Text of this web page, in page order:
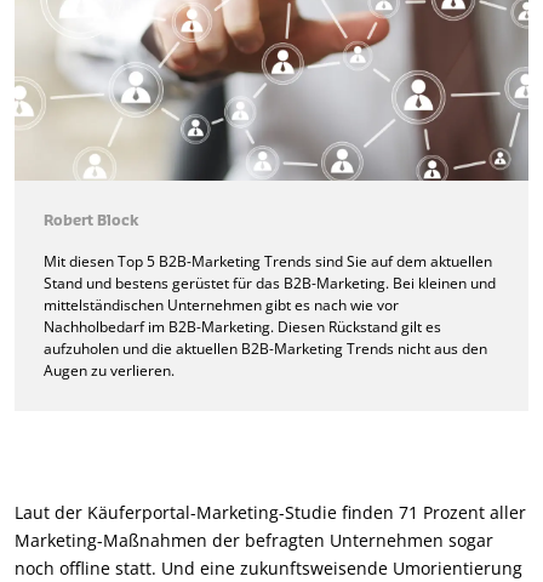
Robert Block
Mit diesen Top 5 B2B-Marketing Trends sind Sie auf dem aktuellen
Stand und bestens gerüstet für das B2B-Marketing. Bei kleinen und
mittelständischen Unternehmen gibt es nach wie vor
Nachholbedarf im B2B-Marketing. Diesen Rückstand gilt es
aufzuholen und die aktuellen B2B-Marketing Trends nicht aus den
Augen zu verlieren.
Laut der Käuferportal-Marketing-Studie finden 71 Prozent aller
Marketing-Maßnahmen der befragten Unternehmen sogar
noch offline statt. Und eine zukunftsweisende Umorientierung